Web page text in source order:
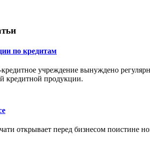
по кредитам
учреждение вынуждено
кредитной продукции.
открывает перед бизнесом поистине